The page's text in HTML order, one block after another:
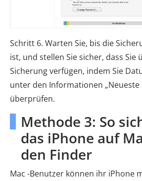
Schritt 6. Warten Sie, bis die
ist, und stellen Sie sicher, dass Sie
Sicherung verfügen, indem Sie
unter den Informationen „Neueste
überprüfen.
Methode 3: So
das iPhone auf
den Finder
Mac -Benutzer können ihr iPhone